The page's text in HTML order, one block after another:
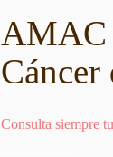
AMAC
Consulta siempre